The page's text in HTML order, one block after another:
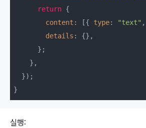
return {
content : [{ type: "text" ,
details : {},
      };
    },
  });
실행: